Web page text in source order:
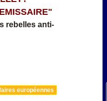
rebelles anti-
européennes